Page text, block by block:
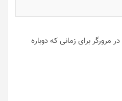
مرورگر برای زمانی که دوباره